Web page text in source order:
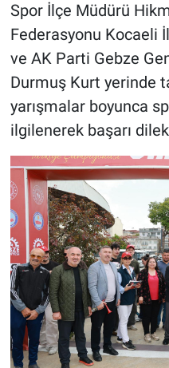
Spor İlçe Müdürü
Federasyonu Kocaeli
ve AK Parti Gebze
Durmuş Kurt yerinde
yarışmalar boyunca
ilgilenerek başarı